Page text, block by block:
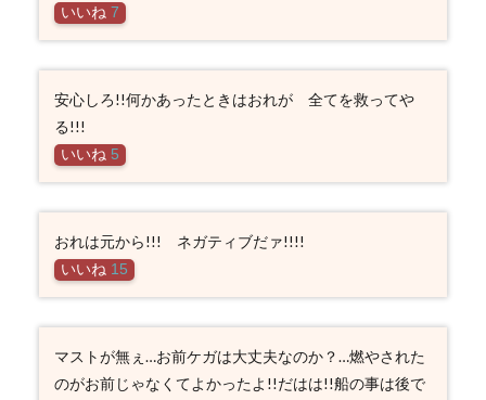
いいね 7
安心しろ!!何かあったときはおれが 全てを救ってや
る!!!
いいね 5
おれは元から!!! ネガティブだァ!!!!
いいね 15
マストが無ぇ…お前ケガは大丈夫なのか？…燃やされた
のがお前じゃなくてよかったよ!!だはは!!船の事は後で